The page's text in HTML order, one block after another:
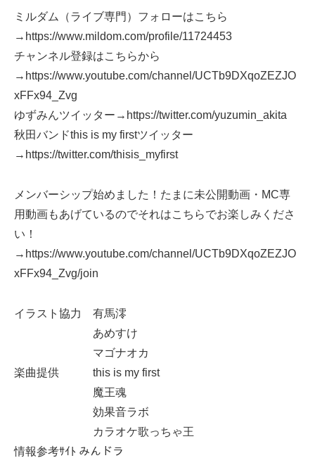
ミルダム（ライブ専門）フォローはこちら
→https://www.mildom.com/profile/11724453
チャンネル登録はこちらから
→https://www.youtube.com/channel/UCTb9DXqoZEZJO
xFFx94_Zvg
ゆずみんツイッター→https://twitter.com/yuzumin_akita
秋田バンドthis is my firstツイッター
→https://twitter.com/thisis_myfirst
メンバーシップ始めました！たまに未公開動画・MC専
用動画もあげているのでそれはこちらでお楽しみくださ
い！
→https://www.youtube.com/channel/UCTb9DXqoZEZJO
xFFx94_Zvg/join
イラスト協力 有馬澪
あめすけ
マゴナオカ
楽曲提供 this is my first
魔王魂
効果音ラボ
カラオケ歌っちゃ王
情報参考ｻｲﾄ みんドラ